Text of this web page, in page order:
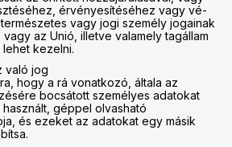
érvényesítéséhez vagy vé-
vagy jogi személy jogainak
az Unió, illetve valamely tagállam
kezelni.
való jog
hogy a rá vonatkozó, általa az
bocsátott személyes adatokat
géppel olvasható
és ezeket az adatokat egy másik